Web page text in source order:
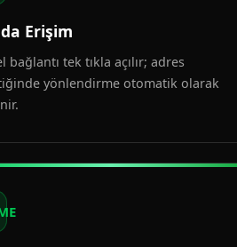
Erişim
bağlantı tek tıkla açılır; adres
yönlendirme otomatik olarak